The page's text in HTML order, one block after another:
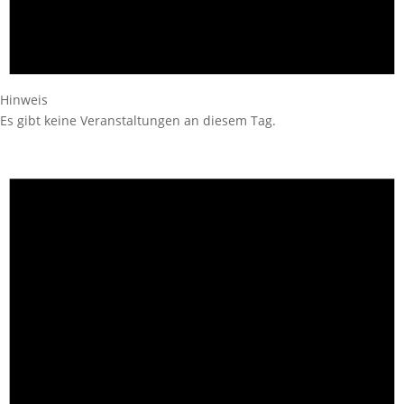
Hinweis
Es gibt keine Veranstaltungen an diesem Tag.